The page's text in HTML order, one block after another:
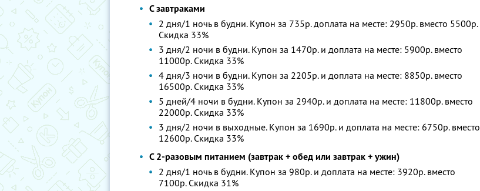
С завтраками
2 дня/1 ночь в будни. Купон за 735р. доплата на месте: 2950р. вместо 5500р.
Скидка 33%
3 дня/2 ночи в будни. Купон за 1470р. и доплата на месте: 5900р. вместо
11000р. Скидка 33%
4 дня/3 ночи в будни. Купон за 2205р. и доплата на месте: 8850р. вместо
16500р. Скидка 33%
5 дней/4 ночи в будни. Купон за 2940р. и доплата на месте: 11800р. вместо
22000р. Скидка 33%
3 дня/2 ночи в выходные. Купон за 1690р. и доплата на месте: 6750р. вместо
12600р. Скидка 33%
С 2-разовым питанием (завтрак + обед или завтрак + ужин)
2 дня/1 ночь в будни. Купон за 980р. и доплата на месте: 3920р. вместо
7100р. Скидка 31%